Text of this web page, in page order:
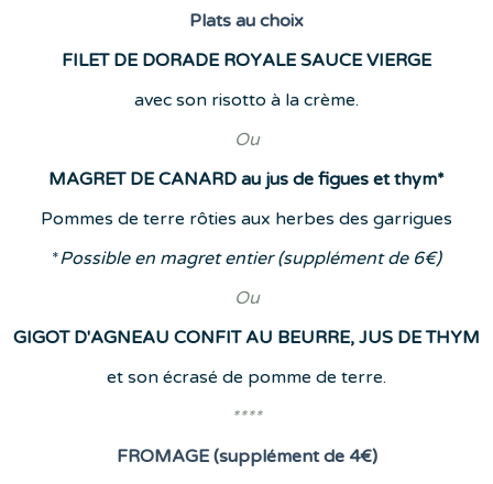
Plats au choix
FILET DE DORADE ROYALE SAUCE VIERGE
avec son risotto à la crème.
Ou
MAGRET DE CANARD au jus de figues et thym*
Pommes de terre rôties aux herbes des garrigues
*Possible en magret entier (supplément de 6€)
Ou
GIGOT D'AGNEAU CONFIT AU BEURRE, JUS DE THYM
et son écrasé de pomme de terre.
****
FROMAGE (supplément de 4€)